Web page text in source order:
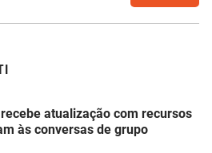
atualização com recursos
às conversas de grupo